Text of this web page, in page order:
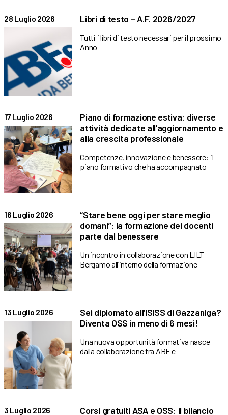
28 Luglio 2026 Libri di testo – A.F. 2026/2027
Tutti i libri di testo necessari per il prossimo
Anno
17 Luglio 2026
Piano di formazione estiva: diverse
attività dedicate all’aggiornamento e
alla crescita professionale
Competenze, innovazione e benessere: il
piano formativo che ha accompagnato
16 Luglio 2026
“Stare bene oggi per stare meglio
domani”: la formazione dei docenti
parte dal benessere
Un incontro in collaborazione con LILT
Bergamo all’interno della formazione
13 Luglio 2026
Sei diplomato all’ISISS di Gazzaniga?
Diventa OSS in meno di 6 mesi!
Una nuova opportunità formativa nasce
dalla collaborazione tra ABF e
3 Luglio 2026
Corsi gratuiti ASA e OSS: il bilancio